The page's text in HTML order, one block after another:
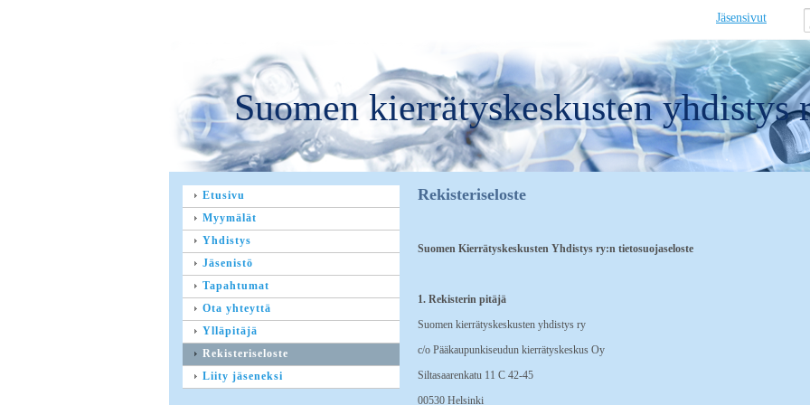
Jäsensivut
Suomen kierrätyskeskusten yhdistys
Rekisteriseloste
Suomen Kierrätyskeskusten Yhdistys ry:n tietosuojaseloste
1. Rekisterin pitäjä
Suomen kierrätyskeskusten yhdistys ry
c/o Pääkaupunkiseudun kierrätyskeskus Oy
Siltasaarenkatu 11 C 42-45
00530 Helsinki
Etusivu
Myymälät
Yhdistys
Jäsenistö
Tapahtumat
Ota yhteyttä
Ylläpitäjä
Rekisteriseloste
Liity jäseneksi